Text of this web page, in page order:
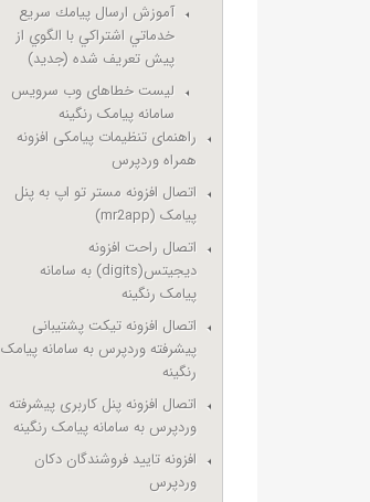
آموزش ارسال پيامك سريع
خدماتي اشتراكي با الگوي از
پيش تعريف شده (جدید)
لیست خطاهای وب سرویس
سامانه پیامک رنگینه
راهنمای تنظیمات پیامکی افزونه
همراه وردپرس
اتصال افزونه مستر تو اپ به پنل
پیامک (mr2app)
اتصال راحت افزونه
دیجیتس(digits) به سامانه
پیامک رنگینه
اتصال افزونه تیکت پشتیبانی
پیشرفته وردپرس به سامانه پیامک
رنگینه
اتصال افزونه پنل کاربری پیشرفته
وردپرس به سامانه پیامک رنگینه
افزونه تایید فروشندگان دکان
وردپرس